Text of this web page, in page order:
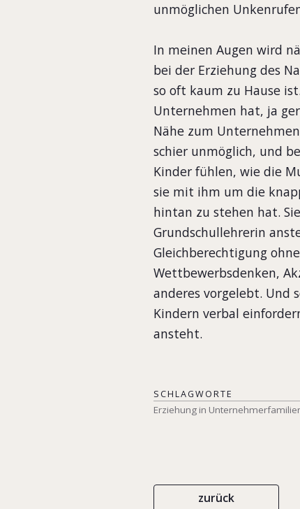
unmöglichen
In meinen Augen wird
bei der Erziehung des
so oft kaum zu Hause
Unternehmen hat, ja
Nähe zum
schier unmöglich, und
Kinder fühlen, wie die
sie mit ihm um die
hintan zu stehen hat.
Grundschullehrerin
Gleichberechtigung
Wettbewerbsdenken,
anderes vorgelebt. Und
Kindern verbal
ansteht.
SCHLAGWORTE
Erziehung in
zurück